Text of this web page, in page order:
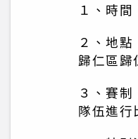
１、時
２、地
歸仁區歸
３、賽
隊伍進行